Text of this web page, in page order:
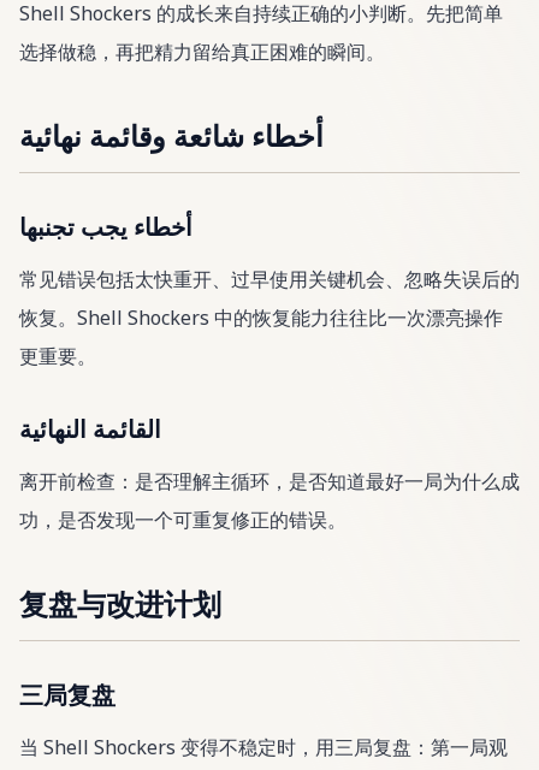
Shell Shockers 的成长来自持续正确的小判断。先把简单
选择做稳，再把精力留给真正困难的瞬间。
أخطاء شائعة وقائمة نهائية
أخطاء يجب تجنبها
常见错误包括太快重开、过早使用关键机会、忽略失误后的
恢复。Shell Shockers 中的恢复能力往往比一次漂亮操作
更重要。
القائمة النهائية
离开前检查：是否理解主循环，是否知道最好一局为什么成
功，是否发现一个可重复修正的错误。
复盘与改进计划
三局复盘
当 Shell Shockers 变得不稳定时，用三局复盘：第一局观